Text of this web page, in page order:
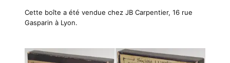
Cette boîte a été vendue chez JB Carpentier, 16 rue
Gasparin à Lyon.